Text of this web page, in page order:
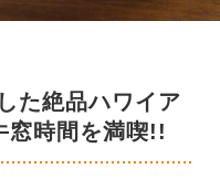
た絶品ハワイア
窓時間を満喫!!